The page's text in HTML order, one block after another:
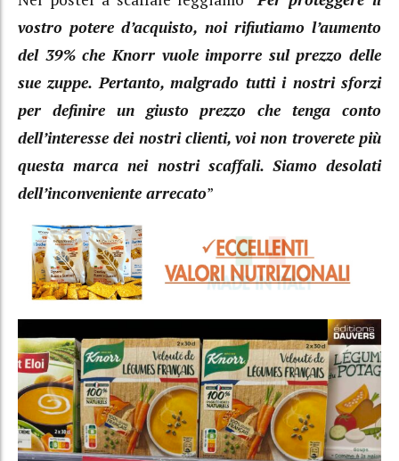
vostro potere d’acquisto, noi rifiutiamo l’aumento
del 39% che Knorr vuole imporre sul prezzo delle
sue zuppe. Pertanto, malgrado tutti i nostri sforzi
per definire un giusto prezzo che tenga conto
dell’interesse dei nostri clienti, voi non troverete più
questa marca nei nostri scaffali. Siamo desolati
dell’inconveniente arrecato”